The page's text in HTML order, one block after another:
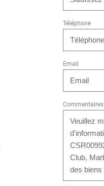
Téléphone
Email
Commentaires